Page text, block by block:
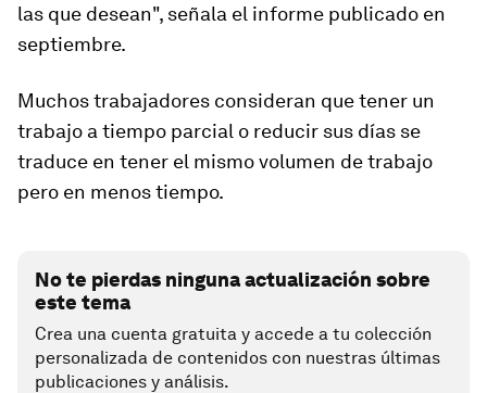
las que desean", señala el informe publicado en
septiembre.
Muchos trabajadores consideran que tener un
trabajo a tiempo parcial o reducir sus días se
traduce en tener el mismo volumen de trabajo
pero en menos tiempo.
No te pierdas ninguna actualización sobre
este tema
Crea una cuenta gratuita y accede a tu colección
personalizada de contenidos con nuestras últimas
publicaciones y análisis.